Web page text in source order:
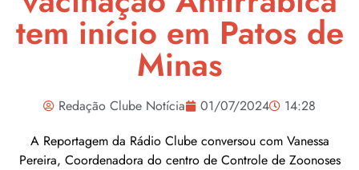
tem início em Patos de
Minas
Redação Clube Notícia 01/07/2024
14:28
A Reportagem da Rádio Clube conversou com Vanessa
Pereira, Coordenadora do centro de Controle de Zoonoses